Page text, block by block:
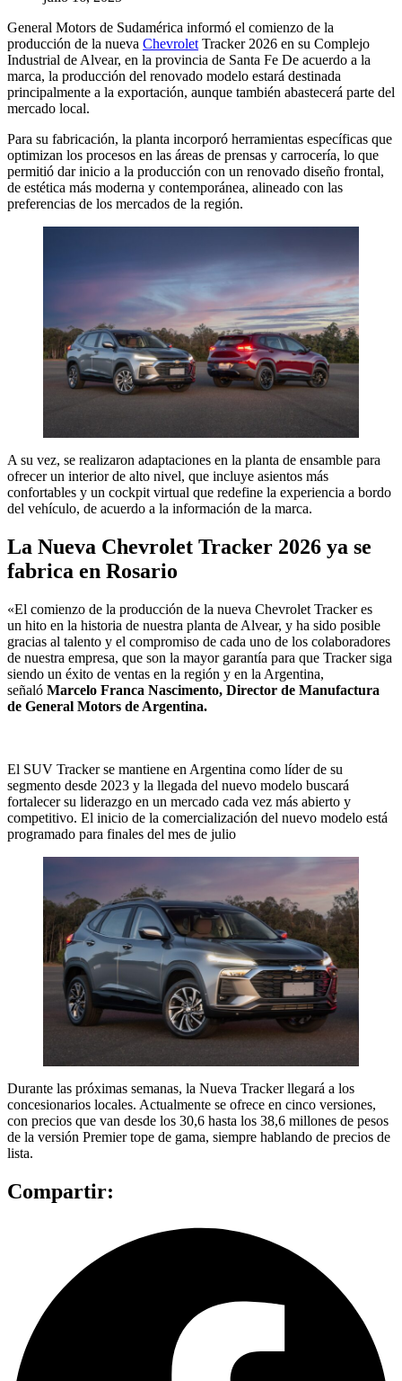
General Motors de Sudamérica informó el comienzo de la
producción de la nueva Chevrolet Tracker 2026 en su Complejo
Industrial de Alvear, en la provincia de Santa Fe De acuerdo a la
marca, la producción del renovado modelo estará destinada
principalmente a la exportación, aunque también abastecerá parte del
mercado local.
Para su fabricación, la planta incorporó herramientas específicas que
optimizan los procesos en las áreas de prensas y carrocería, lo que
permitió dar inicio a la producción con un renovado diseño frontal,
de estética más moderna y contemporánea, alineado con las
preferencias de los mercados de la región.
A su vez, se realizaron adaptaciones en la planta de ensamble para
ofrecer un interior de alto nivel, que incluye asientos más
confortables y un cockpit virtual que redefine la experiencia a bordo
del vehículo, de acuerdo a la información de la marca.
La Nueva Chevrolet Tracker 2026 ya se
fabrica en Rosario
«El comienzo de la producción de la nueva Chevrolet Tracker es
un hito en la historia de nuestra planta de Alvear, y ha sido posible
gracias al talento y el compromiso de cada uno de los colaboradores
de nuestra empresa, que son la mayor garantía para que Tracker siga
siendo un éxito de ventas en la región y en la Argentina,
señaló Marcelo Franca Nascimento, Director de Manufactura
de General Motors de Argentina.
El SUV Tracker se mantiene en Argentina como líder de su
segmento desde 2023 y la llegada del nuevo modelo buscará
fortalecer su liderazgo en un mercado cada vez más abierto y
competitivo. El inicio de la comercialización del nuevo modelo está
programado para finales del mes de julio
Durante las próximas semanas, la Nueva Tracker llegará a los
concesionarios locales. Actualmente se ofrece en cinco versiones,
con precios que van desde los 30,6 hasta los 38,6 millones de pesos
de la versión Premier tope de gama, siempre hablando de precios de
lista.
Compartir: